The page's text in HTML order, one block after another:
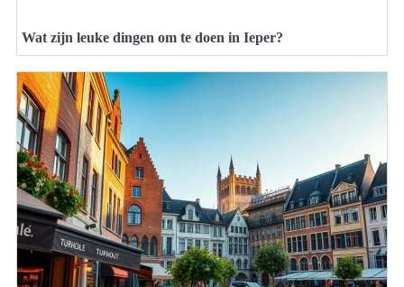
Wat zijn leuke dingen om te doen in Ieper?